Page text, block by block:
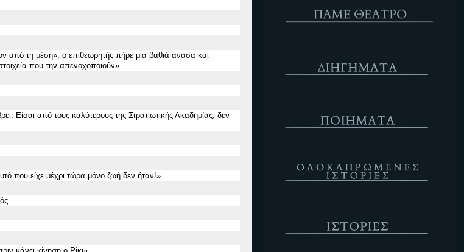
από τη μέση», ο επιθεωρητής πήρε μία βαθιά ανάσα και
που την απενοχοποιούν».
Είσαι από τους καλύτερους της Στρατιωτικής Ακαδημίας, δεν
που είχε μέχρι τώρα μόνο ζωή δεν ήταν!»